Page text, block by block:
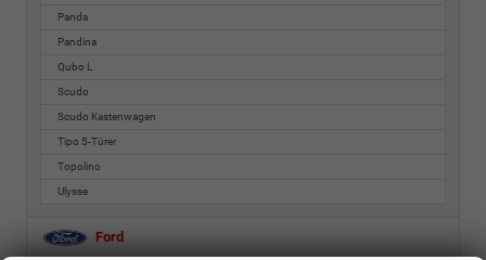
Panda
Pandina
Qubo L
Scudo
Scudo Kastenwagen
Tipo 5-Türer
Topolino
Ulysse
Ford